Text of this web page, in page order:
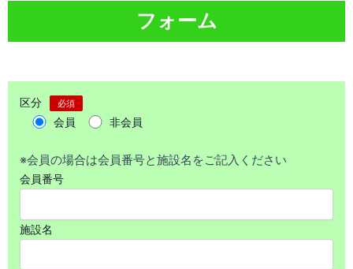
フォーム
区分 必須
会員 非会員
※会員の場合は会員番号と施設名をご記入ください
会員番号
施設名